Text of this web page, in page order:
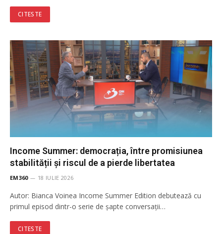
CITESTE
Income Summer: democrația, între promisiunea
stabilității și riscul de a pierde libertatea
EM360 18 IULIE 2026
Autor: Bianca Voinea Income Summer Edition debutează cu
primul episod dintr-o serie de șapte conversații…
CITESTE